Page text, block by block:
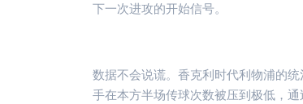
下一次进攻的开始信号。
数据不会说谎。香克利时代利物浦的
手在本方半场传球次数被压到极低，